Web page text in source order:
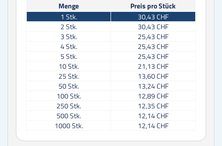
Menge
Preis pro Stück
1 Stk.
30,43 CHF
2Stk.
30,43 CHF
3Stk.
25,43 CHF
4Stk.
25,43 CHF
5Stk.
25,43 CHF
10Stk.
21,13 CHF
25Stk.
13,60 CHF
50Stk.
13,24 CHF
100Stk.
12,89 CHF
250Stk.
12,35 CHF
500Stk.
12,14 CHF
1000Stk. 12,14 CHF